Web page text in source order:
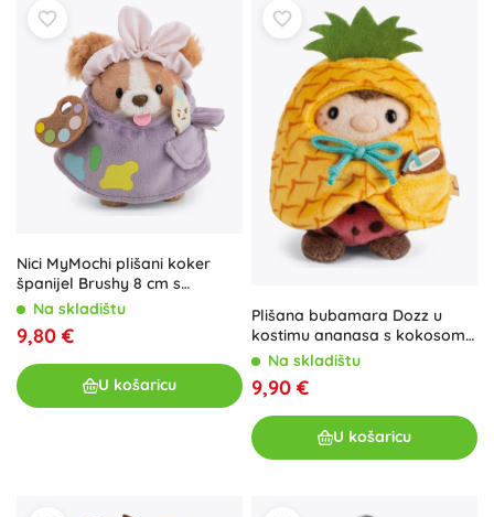
Nici MyMochi plišani koker
španijel Brushy 8 cm s
kostimom slikara i kistom
Na skladištu
9,80 €
U košaricu
Plišana bubamara Dozz u
kostimu ananasa s kokosom
8 cm – NICI MyMochi poklon
Na skladištu
9,90 €
U košaricu